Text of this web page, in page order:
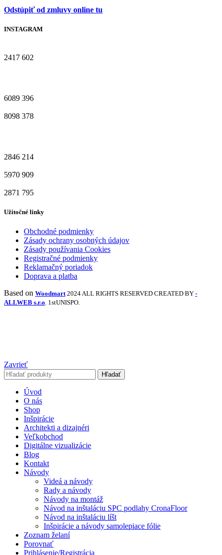
Odstúpiť od zmluvy online tu
INSTAGRAM
2417 602
6089 396
8098 378
2846 214
5970 909
2871 795
Užitočné linky
Obchodné podmienky
Zásady ochrany osobných údajov
Zásady používania Cookies
Registračné podmienky
Reklamačný poriadok
Doprava a platba
Based on Woodmart 2024 ALL RIGHTS RESERVED CREATED BY -
ALLWEB s.r.o. 1stUNISPO.
Zavrieť
Hľadať
Úvod
O nás
Shop
Inšpirácie
Architekti a dizajnéri
Veľkobchod
Digitálne vizualizácie
Blog
Kontakt
Návody
Videá a návody
Rady a návody
Návody na montáž
Návod na inštaláciu SPC podlahy CronaFloor
Návod na inštaláciu líšt
Inšpirácie a návody samolepiace fólie
Zoznam želaní
Porovnať
Prihlásenie/Registrácia